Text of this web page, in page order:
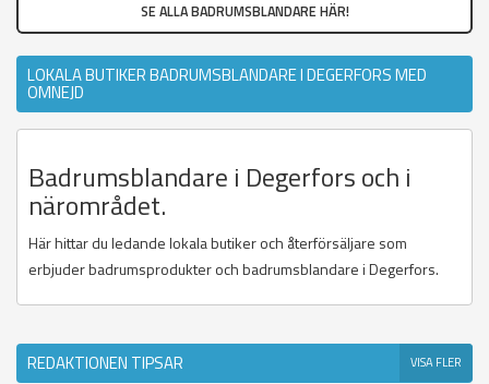
SE ALLA BADRUMSBLANDARE HÄR!
LOKALA BUTIKER BADRUMSBLANDARE I DEGERFORS MED
OMNEJD
Badrumsblandare i Degerfors och i
närområdet.
Här hittar du ledande lokala butiker och återförsäljare som
erbjuder badrumsprodukter och badrumsblandare i Degerfors.
REDAKTIONEN TIPSAR VISA FLER